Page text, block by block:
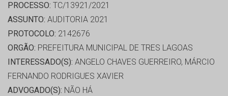
PROCESSO: TC/13921/2021
ASSUNTO: AUDITORIA 2021
PROTOCOLO: 2142676
ORGÃO: PREFEITURA MUNICIPAL DE TRES LAGOAS
INTERESSADO(S): ANGELO CHAVES GUERREIRO, MÁRCIO
FERNANDO RODRIGUES XAVIER
ADVOGADO(S): NÃO HÁ